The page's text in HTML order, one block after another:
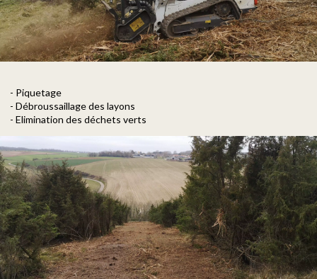
- Piquetage
- Débroussaillage des layons
- Elimination des déchets verts